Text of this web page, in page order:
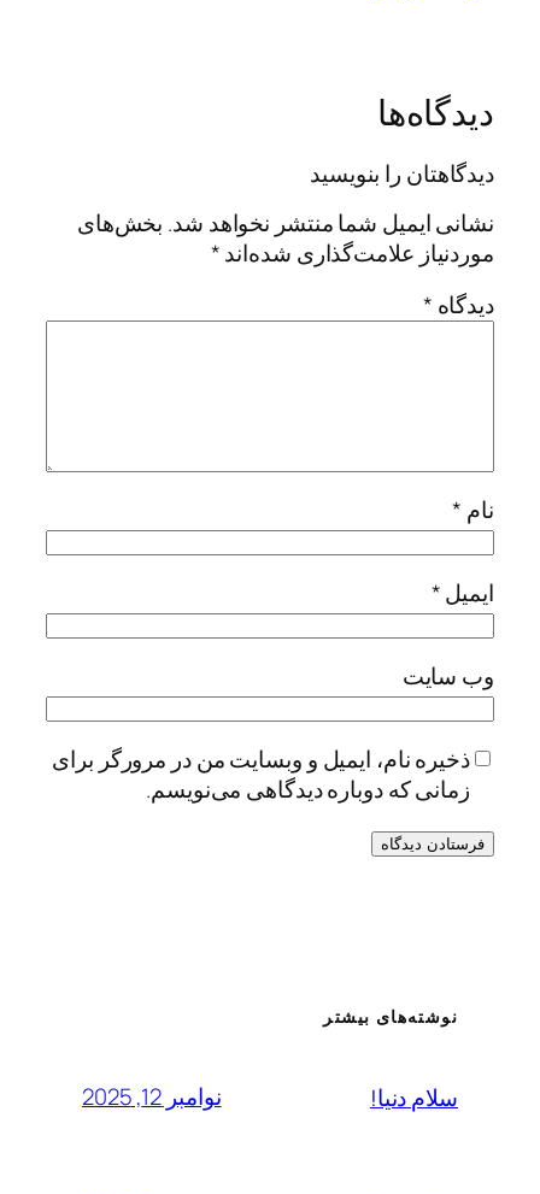
دیدگاه‌ها
دیدگاهتان را بنویسید
نشانی ایمیل شما منتشر نخواهد شد. بخش‌های
موردنیاز علامت‌گذاری شده‌اند*
دیدگاه *
نام *
ایمیل*
وب‌ سایت
ذخیره نام، ایمیل و وبسایت من در مرورگر برای
زمانی که دوباره دیدگاهی می‌نویسم.
نوشته‌های بیشتر
سلام دنیا! نوامبر 12, 2025